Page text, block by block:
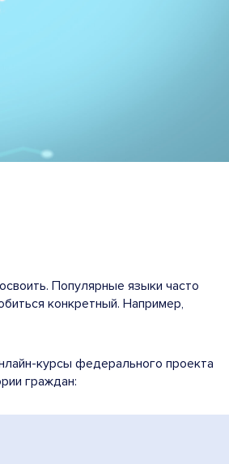
Популярные языки часто
конкретный. Например,
курсы федерального проекта
граждан: